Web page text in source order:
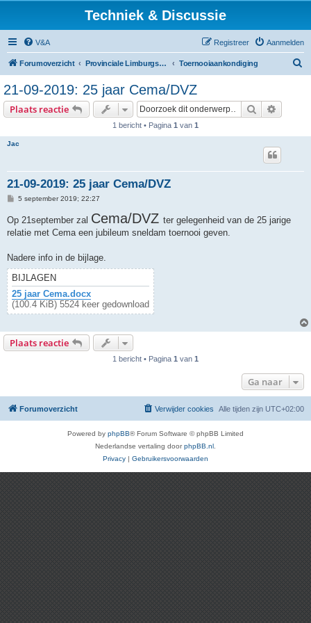
Techniek & Discussie
V&A Aanmelden
Registreer
Forumoverzicht Provinciale Limburgse Dambond Toernooiaankondiging
21-09-2019: 25 jaar Cema/DVZ
Plaats reactie Zoek
1 bericht • Pagina 1 van 1
Jac
21-09-2019: 25 jaar Cema/DVZ
B
i
c
5 september 2019; 22:27
Op 21september zal Cema/DVZ ter gelegenheid van de 25 jarige
relatie met Cema een jubileum sneldam toernooi geven.
Nadere info in de bijlage.
BIJLAGEN
25 jaar Cema.docx
(100.4 KiB) 5524 keer gedownload
Plaats reactie
1 bericht • Pagina 1 van 1
Ga naar
Forumoverzicht Alle tijden zijn UTC+02:00
Verwijder cookies
Powered by phpBB® Forum Software © phpBB Limited
Nederlandse vertaling doorphpBB.nl
Privacy | Gebruikersvoorwaarden